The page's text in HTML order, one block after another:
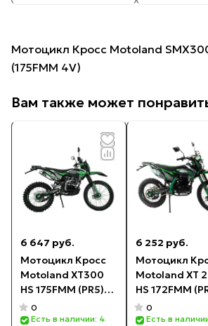
Мотоцикл Кросс Motoland
(175FMM 4V)
Вам также может
6 647 руб.
Мотоцикл Кросс
Motoland XT300
HS 175FMM (PR5)
ПТС зеленый
0
Есть в наличии: 4
6 252 руб.
Мотоцикл
Motoland XT
HS 172FMM
ПТС зеленый
0
Есть в